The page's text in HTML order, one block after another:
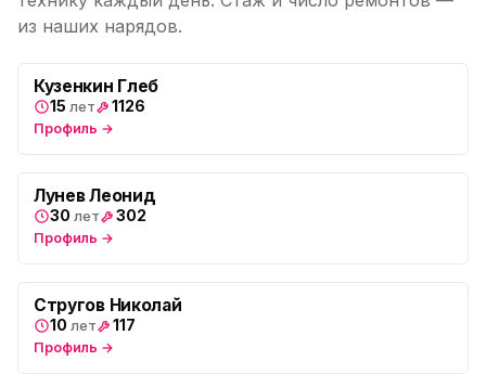
ю пр. Наставников 35
ул. Антонова-Овсеенко, 25к1
ю
Юмедиа в ТК Юго-Запад
ю
Юмедиа на Космонавтов
пр. Космонавтов, 38к4
ю
Юмедиа в Купчино
из наших нарядов.
Кузенкин Глеб
15 лет 1126
Профиль →
Лунев Леонид
30 лет 302
Профиль →
Стругов Николай
10 лет 117
Профиль →